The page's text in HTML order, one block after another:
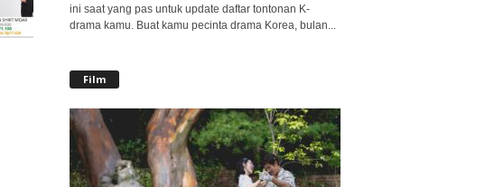
ini saat yang pas untuk update daftar tontonan K-
drama kamu. Buat kamu pecinta drama Korea, bulan...
Film